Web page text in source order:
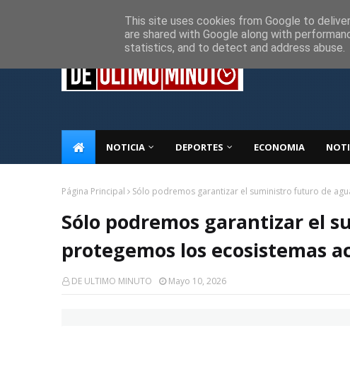
NOTICIA DEPORTES ECONOMIA
Página Principal Sólo podremos garantizar el suministro futuro de
Sólo podremos garantizar el
protegemos los ecosistemas
DE ULTIMO MINUTO Mayo 10, 2026
This site uses cookies from Google to
are shared with Google along with
statistics, and to detect and address abuse.